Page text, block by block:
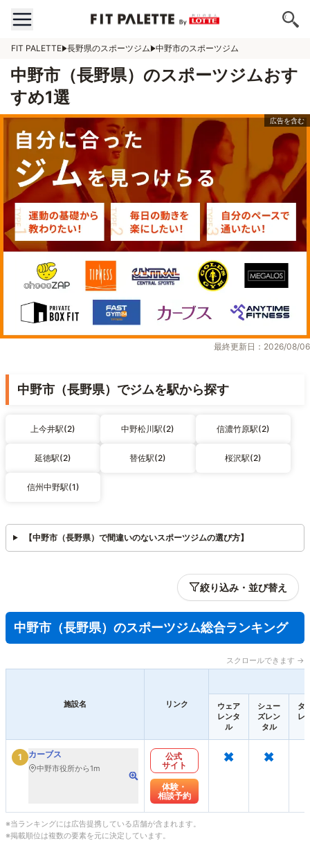
FIT PALETTE 長野県のスポーツジム 中野市のスポーツジム
中野市（長野県）のスポーツジムおす
すめ1選
最終更新日：2026/08/06
中野市（長野県）でジムを駅から探す
上今井駅(2) 中野松川駅(2) 信濃竹原駅(2)
延徳駅(2) 替佐駅(2) 桜沢駅(2)
信州中野駅(1)
【中野市（長野県）で間違いのないスポーツジムの選び方】
絞り込み・並び替え
中野市（長野県）のスポーツジム総合ランキング
スクロールできます →
施設名 リンク
ウェア
レンタ
ル
シュー
ズレン
タル
タ
レ
1 カーブス
中野市役所から1m
公式
サイト
体験・
相談予約
× ×
※当ランキングには広告提携している店舗が含まれます。
※掲載順位は複数の要素を元に決定しています。